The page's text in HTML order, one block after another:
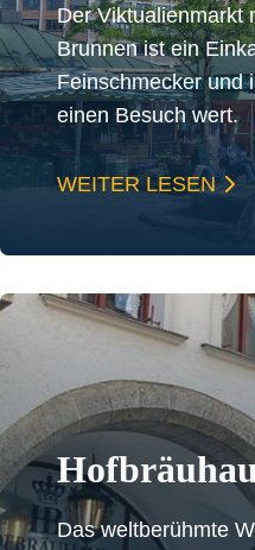
Der Viktualienmarkt
Brunnen ist ein
Feinschmecker und
einen Besuch wert.
WEITER LESEN
Das weltberühmte